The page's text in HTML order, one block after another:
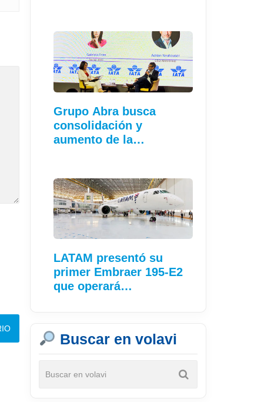
Grupo Abra busca
consolidación y
aumento de la
LATAM presentó su
primer Embraer 195-E2
que operará…
Buscar en volavi